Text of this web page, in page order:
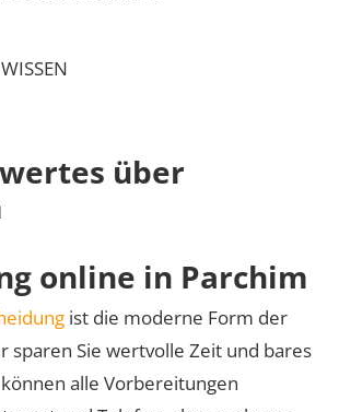
über
online in Parchim
ist die moderne Form der
sparen Sie wertvolle Zeit und bares
alle Vorbereitungen